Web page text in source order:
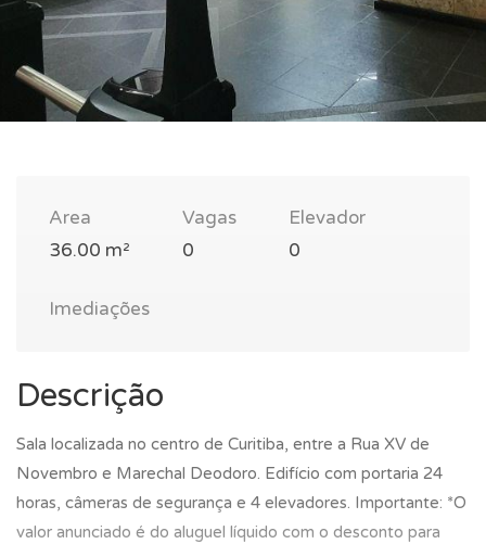
Area
36.00 m²
Vagas
0
Elevador
0
Imediações
Descrição
Sala localizada no centro de Curitiba, entre a Rua XV de
Novembro e Marechal Deodoro. Edifício com portaria 24
horas, câmeras de segurança e 4 elevadores. Importante: *O
valor anunciado é do aluguel líquido com o desconto para